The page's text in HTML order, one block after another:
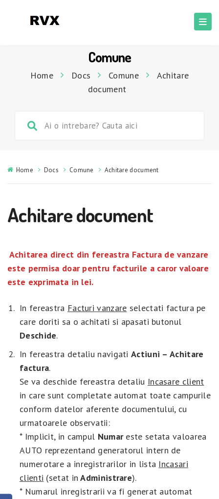
Comune
Home Docs Comune
Achitare
document
Home Docs Comune Achitare document
Achitare document
Achitarea direct din fereastra Factura de vanzare
este permisa doar pentru facturile a caror valoare
este exprimata in lei.
In fereastra Facturi vanzare selectati factura pe
care doriti sa o achitati si apasati butonul
Deschide.
In fereastra detaliu navigati Actiuni – Achitare
factura.
Se va deschide fereastra detaliu Incasare client
in care sunt completate automat toate campurile
conform datelor aferente documentului, cu
urmatoarele observatii:
* Implicit, in campul Numareste setata valoarea
AUTO reprezentand generatorul intern de
numerotare a inregistrarilor in lista Incasari
clienti (setat in Administrare).
* Numarul inregistrarii va fi generat automat